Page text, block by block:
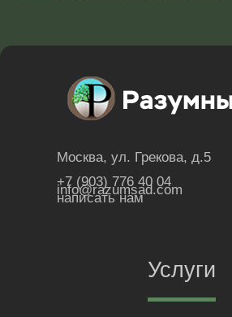
Москва, ул. Грекова, д.5
+7 (903) 776 40 04
info@razumsad.com
написать нам
Услуги